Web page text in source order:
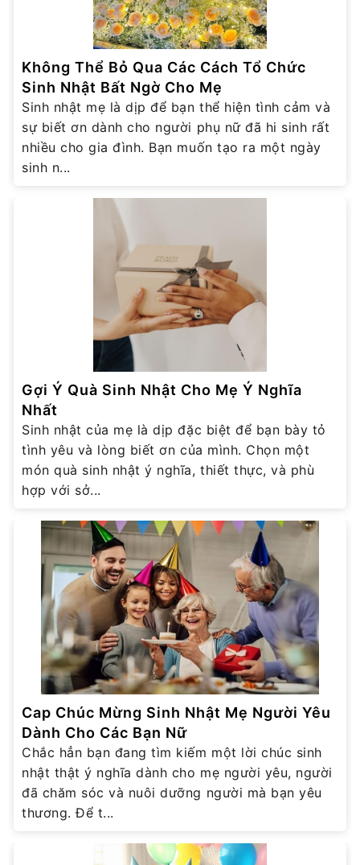
Không Thể Bỏ Qua Các Cách Tổ Chức
Sinh Nhật Bất Ngờ Cho Mẹ
Sinh nhật mẹ là dịp để bạn thể hiện tình cảm và
sự biết ơn dành cho người phụ nữ đã hi sinh rất
nhiều cho gia đình. Bạn muốn tạo ra một ngày
sinh n...
Gợi Ý Quà Sinh Nhật Cho Mẹ Ý Nghĩa
Nhất
Sinh nhật của mẹ là dịp đặc biệt để bạn bày tỏ
tình yêu và lòng biết ơn của mình. Chọn một
món quà sinh nhật ý nghĩa, thiết thực, và phù
hợp với sở...
Cap Chúc Mừng Sinh Nhật Mẹ Người Yêu
Dành Cho Các Bạn Nữ
Chắc hẳn bạn đang tìm kiếm một lời chúc sinh
nhật thật ý nghĩa dành cho mẹ người yêu, người
đã chăm sóc và nuôi dưỡng người mà bạn yêu
thương. Để t...